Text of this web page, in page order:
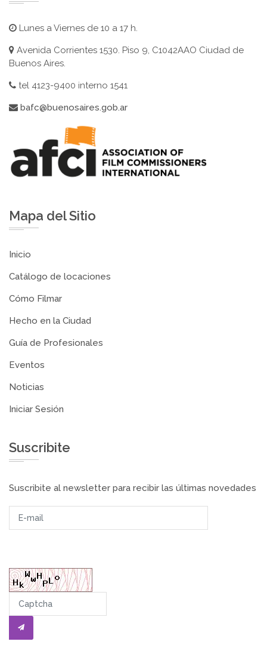
Lunes a Viernes de 10 a 17 h.
Avenida Corrientes 1530. Piso 9, C1042AAO Ciudad de
Buenos Aires.
tel 4123-9400 interno 1541
bafc@buenosaires.gob.ar
Mapa del Sitio
Inicio
Catálogo de locaciones
Cómo Filmar
Hecho en la Ciudad
Guía de Profesionales
Eventos
Noticias
Iniciar Sesión
Suscribite
Suscribite al newsletter para recibir las últimas novedades